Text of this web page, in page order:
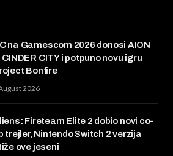
na Gamescom 2026 donosi AION
CINDER CITY i potpuno novu igru
Bonfire
2026
Fireteam Elite 2 dobio novi co-
trejler, Nintendo Switch 2 verzija
ove jeseni